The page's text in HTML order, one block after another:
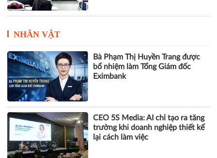
NHÂN VẬT
Bà Phạm Thị Huyền Trang được
bổ nhiệm làm Tổng Giám đốc
Eximbank
CEO 5S Media: AI chỉ tạo ra tăng
trưởng khi doanh nghiệp thiết kế
lại cách làm việc